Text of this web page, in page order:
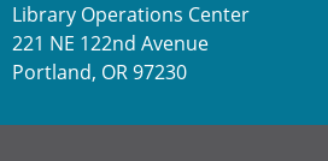
Library Operations Center
221 NE 122nd Avenue
Portland, OR 97230